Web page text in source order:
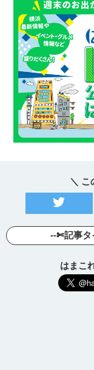
＼ こ
--✄記事タ
はまこ